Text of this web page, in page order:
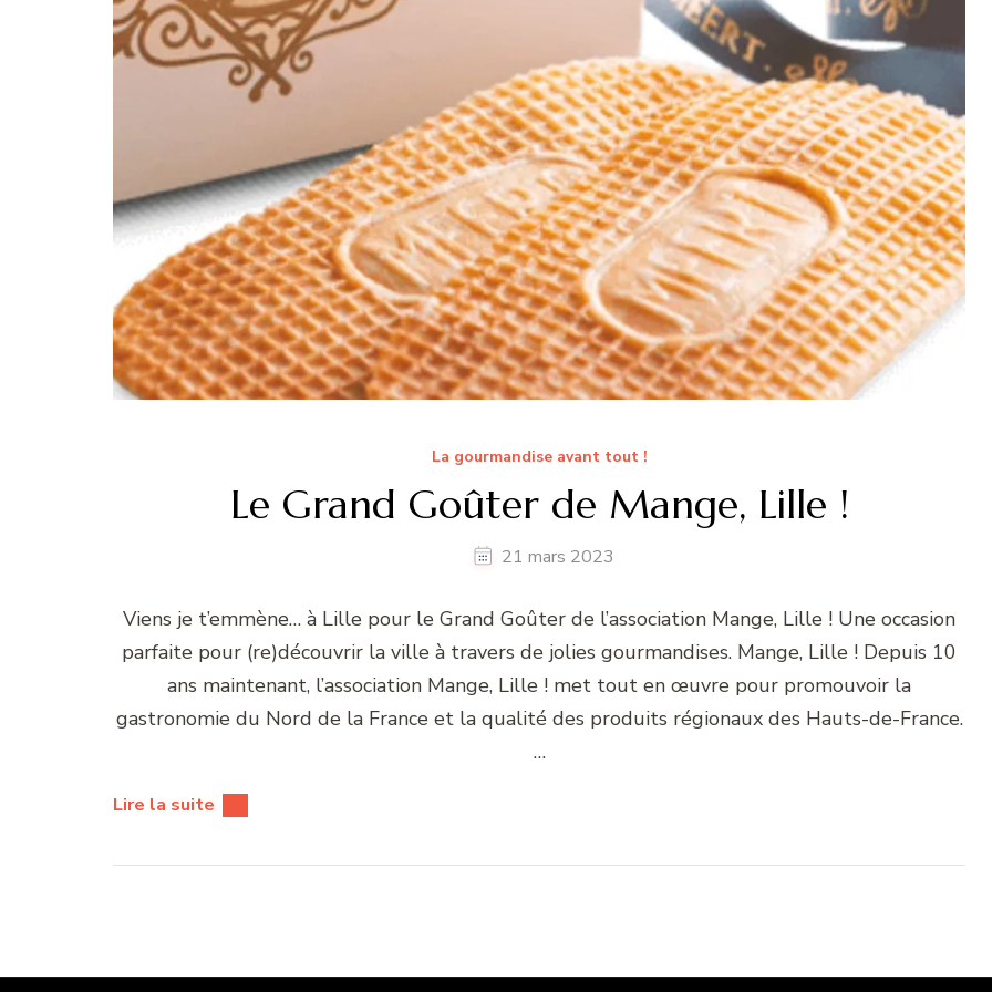
La gourmandise avant tout !
Le Grand Goûter de Mange, Lille !
21 mars 2023
Viens je t’emmène… à Lille pour le Grand Goûter de l’association Mange, Lille ! Une occasion
parfaite pour (re)découvrir la ville à travers de jolies gourmandises. Mange, Lille ! Depuis 10
ans maintenant, l’association Mange, Lille ! met tout en œuvre pour promouvoir la
gastronomie du Nord de la France et la qualité des produits régionaux des Hauts-de-France.
…
Lire la suite